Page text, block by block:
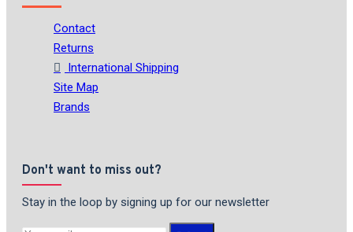
Contact
Returns
International Shipping
Site Map
Brands
Don't want to miss out?
Stay in the loop by signing up for our newsletter